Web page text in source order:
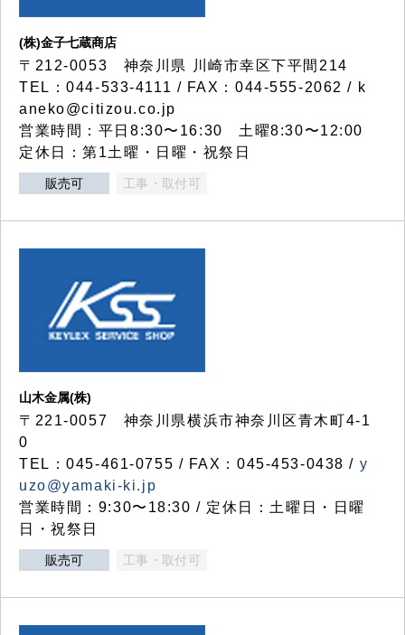
(株)金子七蔵商店
〒212-0053 神奈川県 川崎市幸区下平間214
TEL：044-533-4111 / FAX：044-555-2062 / k
aneko@citizou.co.jp
営業時間：平日8:30〜16:30 土曜8:30〜12:00
定休日：第1土曜・日曜・祝祭日
販売可 工事・取付可
山木金属(株)
〒221-0057 神奈川県横浜市神奈川区青木町4-1
0
TEL：045-461-0755 / FAX：045-453-0438 / y
uzo@yamaki-ki.jp
営業時間：9:30〜18:30 / 定休日：土曜日・日曜
日・祝祭日
販売可 工事・取付可